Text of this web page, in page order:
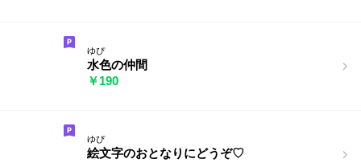
ゆぴ
水色の仲間
￥190
ゆぴ
絵文字のおとなりにどうぞ♡